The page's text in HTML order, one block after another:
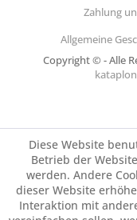
Zahlung
Allgemeine
Copyright © - Alle
Diese Website
Betrieb der
werden. Andere
dieser Website
Interaktion mit